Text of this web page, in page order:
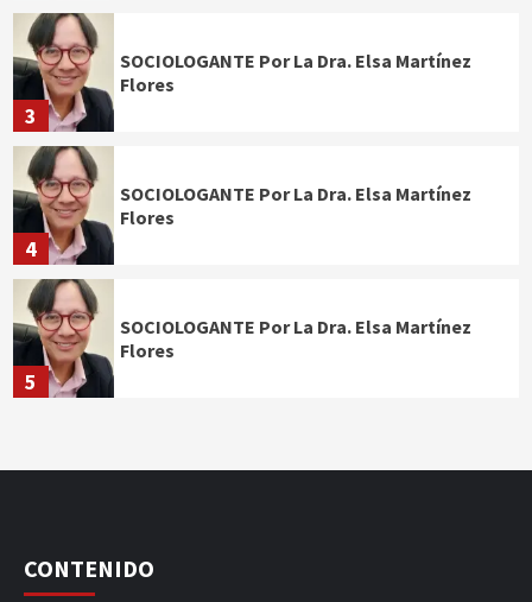
3
SOCIOLOGANTE Por La Dra. Elsa Martínez
Flores
4
SOCIOLOGANTE Por La Dra. Elsa Martínez
Flores
5
SOCIOLOGANTE Por La Dra. Elsa Martínez
Flores
CONTENIDO